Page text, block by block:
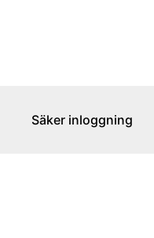
Säker inloggning